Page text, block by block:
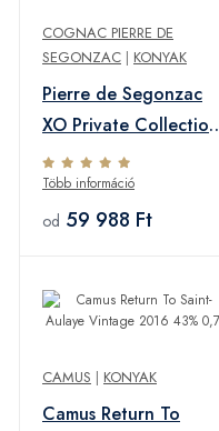
COGNAC PIERRE DE
SEGONZAC | KONYAK
Pierre de Segonzac
XO Private Collection
No. 2 40% 0,7L
Több információ
od 59 988 Ft
CAMUS | KONYAK
Camus Return To